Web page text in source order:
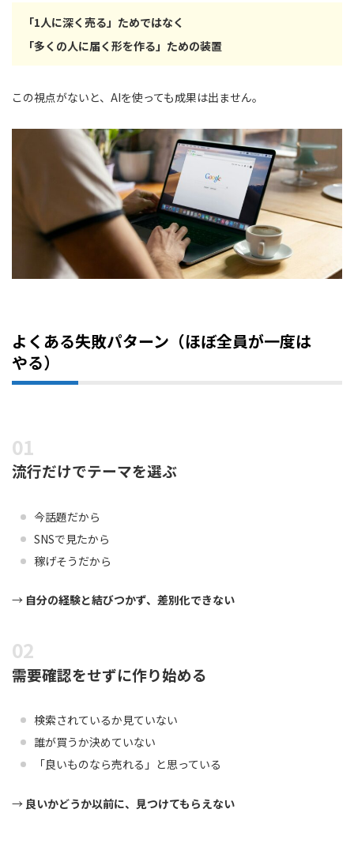
「1人に深く売る」ためではなく
「多くの人に届く形を作る」ための装置
この視点がないと、AIを使っても成果は出ません。
よくある失敗パターン（ほぼ全員が一度は
やる）
流行だけでテーマを選ぶ
今話題だから
SNSで見たから
稼げそうだから
→ 自分の経験と結びつかず、差別化できない
需要確認をせずに作り始める
検索されているか見ていない
誰が買うか決めていない
「良いものなら売れる」と思っている
→ 良いかどうか以前に、見つけてもらえない